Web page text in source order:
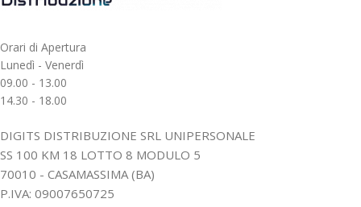
Orari di Apertura
Lunedì - Venerdì
09.00 - 13.00
14.30 - 18.00
DIGITS DISTRIBUZIONE SRL UNIPERSONALE
SS 100 KM 18 LOTTO 8 MODULO 5
70010 - CASAMASSIMA (BA)
P.IVA: 09007650725